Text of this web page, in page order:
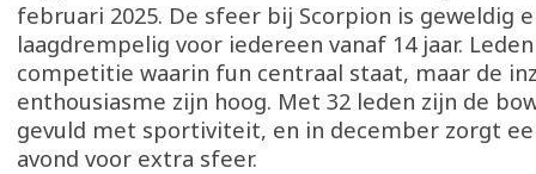
februari 2025. De sfeer bij Scorpion is geweldig
laagdrempelig voor iedereen vanaf 14 jaar.
competitie waarin fun centraal staat, maar de
enthousiasme zijn hoog. Met 32 leden zijn de
gevuld met sportiviteit, en in december zorgt
avond voor extra sfeer.